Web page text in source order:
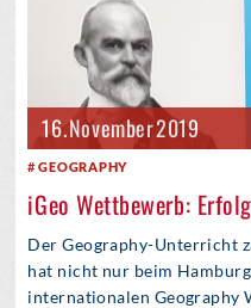
16. November 2019
GEOGRAPHY
iGeo Wettbewerb:
Der Geography-Unterricht
hat nicht nur beim
internationalen Geography